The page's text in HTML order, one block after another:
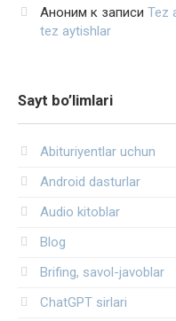
Аноним к записи Tez
tez aytishlar
Sayt bo’limlari
Abituriyentlar uchun
Android dasturlar
Audio kitoblar
Blog
Brifing, savol-javoblar
ChatGPT sirlari